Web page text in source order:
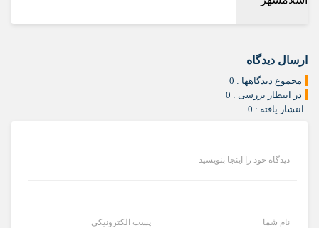
ارسال دیدگاه
مجموع دیدگاهها : 0
در انتظار بررسی : 0
انتشار یافته : 0
دیدگاه خود را اینجا بنویسید
نام شما پست الکترونیکی